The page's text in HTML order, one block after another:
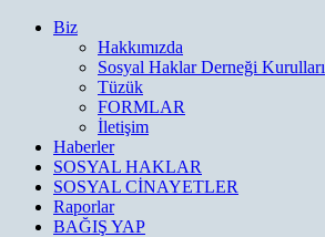
Biz
Hakkımızda
Sosyal Haklar Derneği Kurulları
Tüzük
FORMLAR
İletişim
Haberler
SOSYAL HAKLAR
SOSYAL CİNAYETLER
Raporlar
BAĞIŞ YAP